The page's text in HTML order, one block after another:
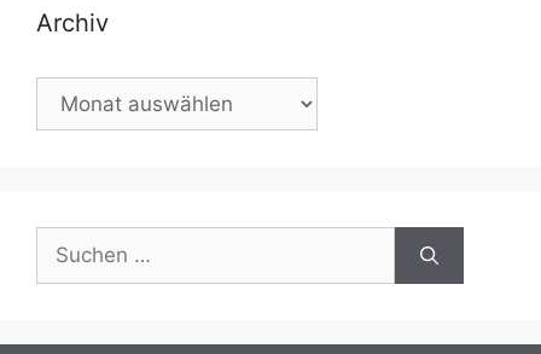
Archiv
Archiv
Suchen
nach: